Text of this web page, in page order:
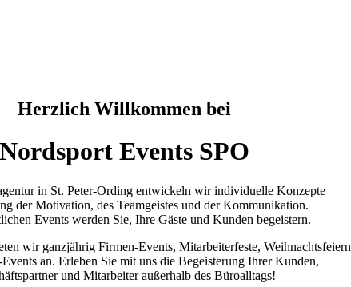
Herzlich Willkommen bei
Nordsport Events SPO
in St. Peter-Ording entwickeln wir individuelle Konzepte
der Motivation, des Teamgeistes und der Kommunikation.
Events werden Sie, Ihre Gäste und Kunden begeistern.
wir ganzjährig Firmen-Events, Mitarbeiterfeste, Weihnachtsfeiern
an. Erleben Sie mit uns die Begeisterung Ihrer Kunden,
und Mitarbeiter außerhalb des Büroalltags!